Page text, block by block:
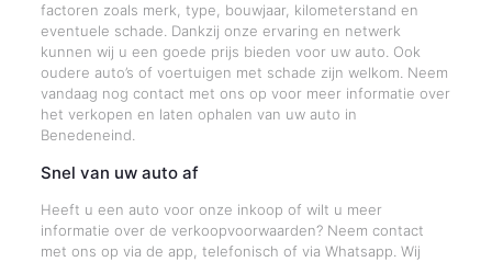
factoren zoals merk, type, bouwjaar, kilometerstand en
eventuele schade. Dankzij onze ervaring en netwerk
kunnen wij u een goede prijs bieden voor uw auto. Ook
oudere auto’s of voertuigen met schade zijn welkom. Neem
vandaag nog contact met ons op voor meer informatie over
het verkopen en laten ophalen van uw auto in
Benedeneind.
Snel van uw auto af
Heeft u een auto voor onze inkoop of wilt u meer
informatie over de verkoopvoorwaarden? Neem contact
met ons op via de app, telefonisch of via Whatsapp. Wij